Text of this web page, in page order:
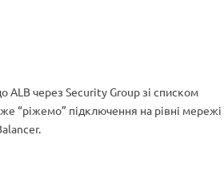
ALB через Security Group зі списком
“ріжемо” підключення на рівні мережі